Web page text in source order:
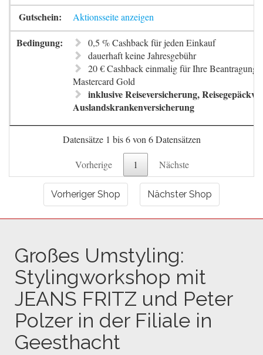
Aktionsseite anzeigen
0,5 % Cashback für jeden Einkauf
dauerhaft keine Jahresgebühr
20 € Cashback einmalig für Ihre Beantragung
Mastercard Gold
inklusive Reiseversicherung,
Auslandskrankenversicherung
Datensätze 1 bis 6 von 6 Datensätzen
Vorherige 1 Nächste
Vorheriger Shop Nächster Shop
Großes Umstyling:
Stylingworkshop mit
JEANS FRITZ und Peter
Polzer in der Filiale in
Geesthacht